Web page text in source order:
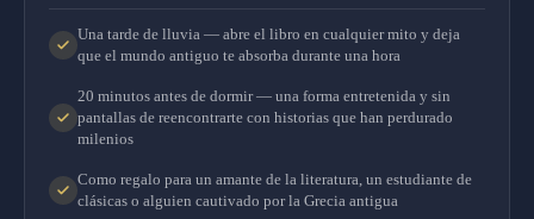
Una tarde de lluvia — abre el libro en cualquier mito y deja
que el mundo antiguo te absorba durante una hora
20 minutos antes de dormir — una forma entretenida y sin
pantallas de reencontrarte con historias que han perdurado
milenios
Como regalo para un amante de la literatura, un estudiante de
clásicas o alguien cautivado por la Grecia antigua